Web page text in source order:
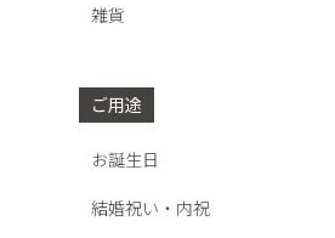
雑貨
ご用途
お誕生日
結婚祝い・内祝